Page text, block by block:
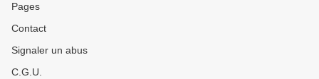
Pages
Contact
Signaler un abus
C.G.U.